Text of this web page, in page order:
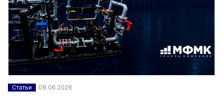
Статьи 08.06.2026